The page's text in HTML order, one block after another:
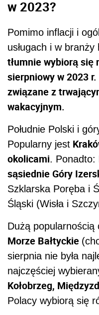
w 2023?
Pomimo inflacji i
usługach i w branży
tłumnie wybiorą się
sierpniowy w 2023
związane z
wakacyjnym.
Południe Polski i
Popularny jest
okolicami. Ponadto:
sąsiednie Góry
Szklarska Poręba i
Śląski (Wisła i
Dużą
Morze Bałtyckie
sierpnia nie była
najczęściej
Kołobrzeg,
Polacy wybiorą się